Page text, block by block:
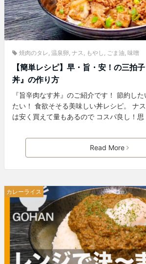
焼肉のタレ 温泉卵 ナス もやし ごま油 味噌
【簡単レシピ】早・旨・安！の三拍
丼』の作り方
『旨辛肉なす丼』のご紹介です！ 節約し
たい！ 食欲そそる美味しい丼レシピ。 ナ
は安く買えて量もあるので コスパ良し！思
Read More
カレーライス